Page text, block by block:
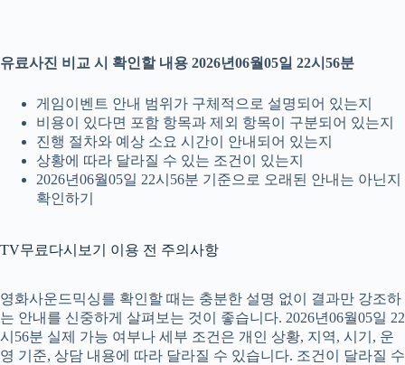
유료사진 비교 시 확인할 내용 2026년06월05일 22시56분
게임이벤트 안내 범위가 구체적으로 설명되어 있는지
비용이 있다면 포함 항목과 제외 항목이 구분되어 있는지
진행 절차와 예상 소요 시간이 안내되어 있는지
상황에 따라 달라질 수 있는 조건이 있는지
2026년06월05일 22시56분 기준으로 오래된 안내는 아닌지
확인하기
TV무료다시보기 이용 전 주의사항
영화사운드믹싱를 확인할 때는 충분한 설명 없이 결과만 강조하
는 안내를 신중하게 살펴보는 것이 좋습니다. 2026년06월05일 22
시56분 실제 가능 여부나 세부 조건은 개인 상황, 지역, 시기, 운
영 기준, 상담 내용에 따라 달라질 수 있습니다. 조건이 달라질 수